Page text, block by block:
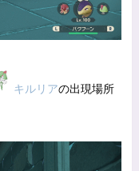
キルリアの出現場所